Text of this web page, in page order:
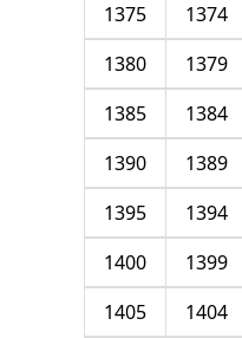
1374
1375
1379
1380
1384
1385
1389
1390
1394
1395
1399
1400
1404
1405